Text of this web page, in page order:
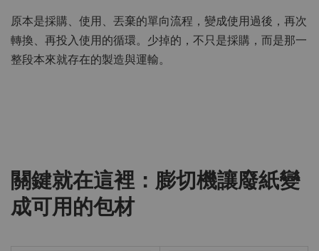
原本是採購、使用、丟棄的單向流程，變成使用過後，再次
轉換、再投入使用的循環。少掉的，不只是採購，而是那一
整段本來就存在的製造與運輸。
關鍵就在這裡：膨切機讓廢紙變
成可用的包材